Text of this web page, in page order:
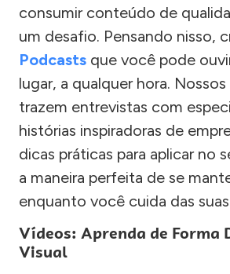
consumir conteúdo de
um desafio. Pensando nisso,
Podcasts que você pode
lugar, a qualquer hora.
trazem entrevistas com
histórias inspiradoras de
dicas práticas para aplicar no
a maneira perfeita de se
enquanto você cuida das
Vídeos: Aprenda de Forma
Visual